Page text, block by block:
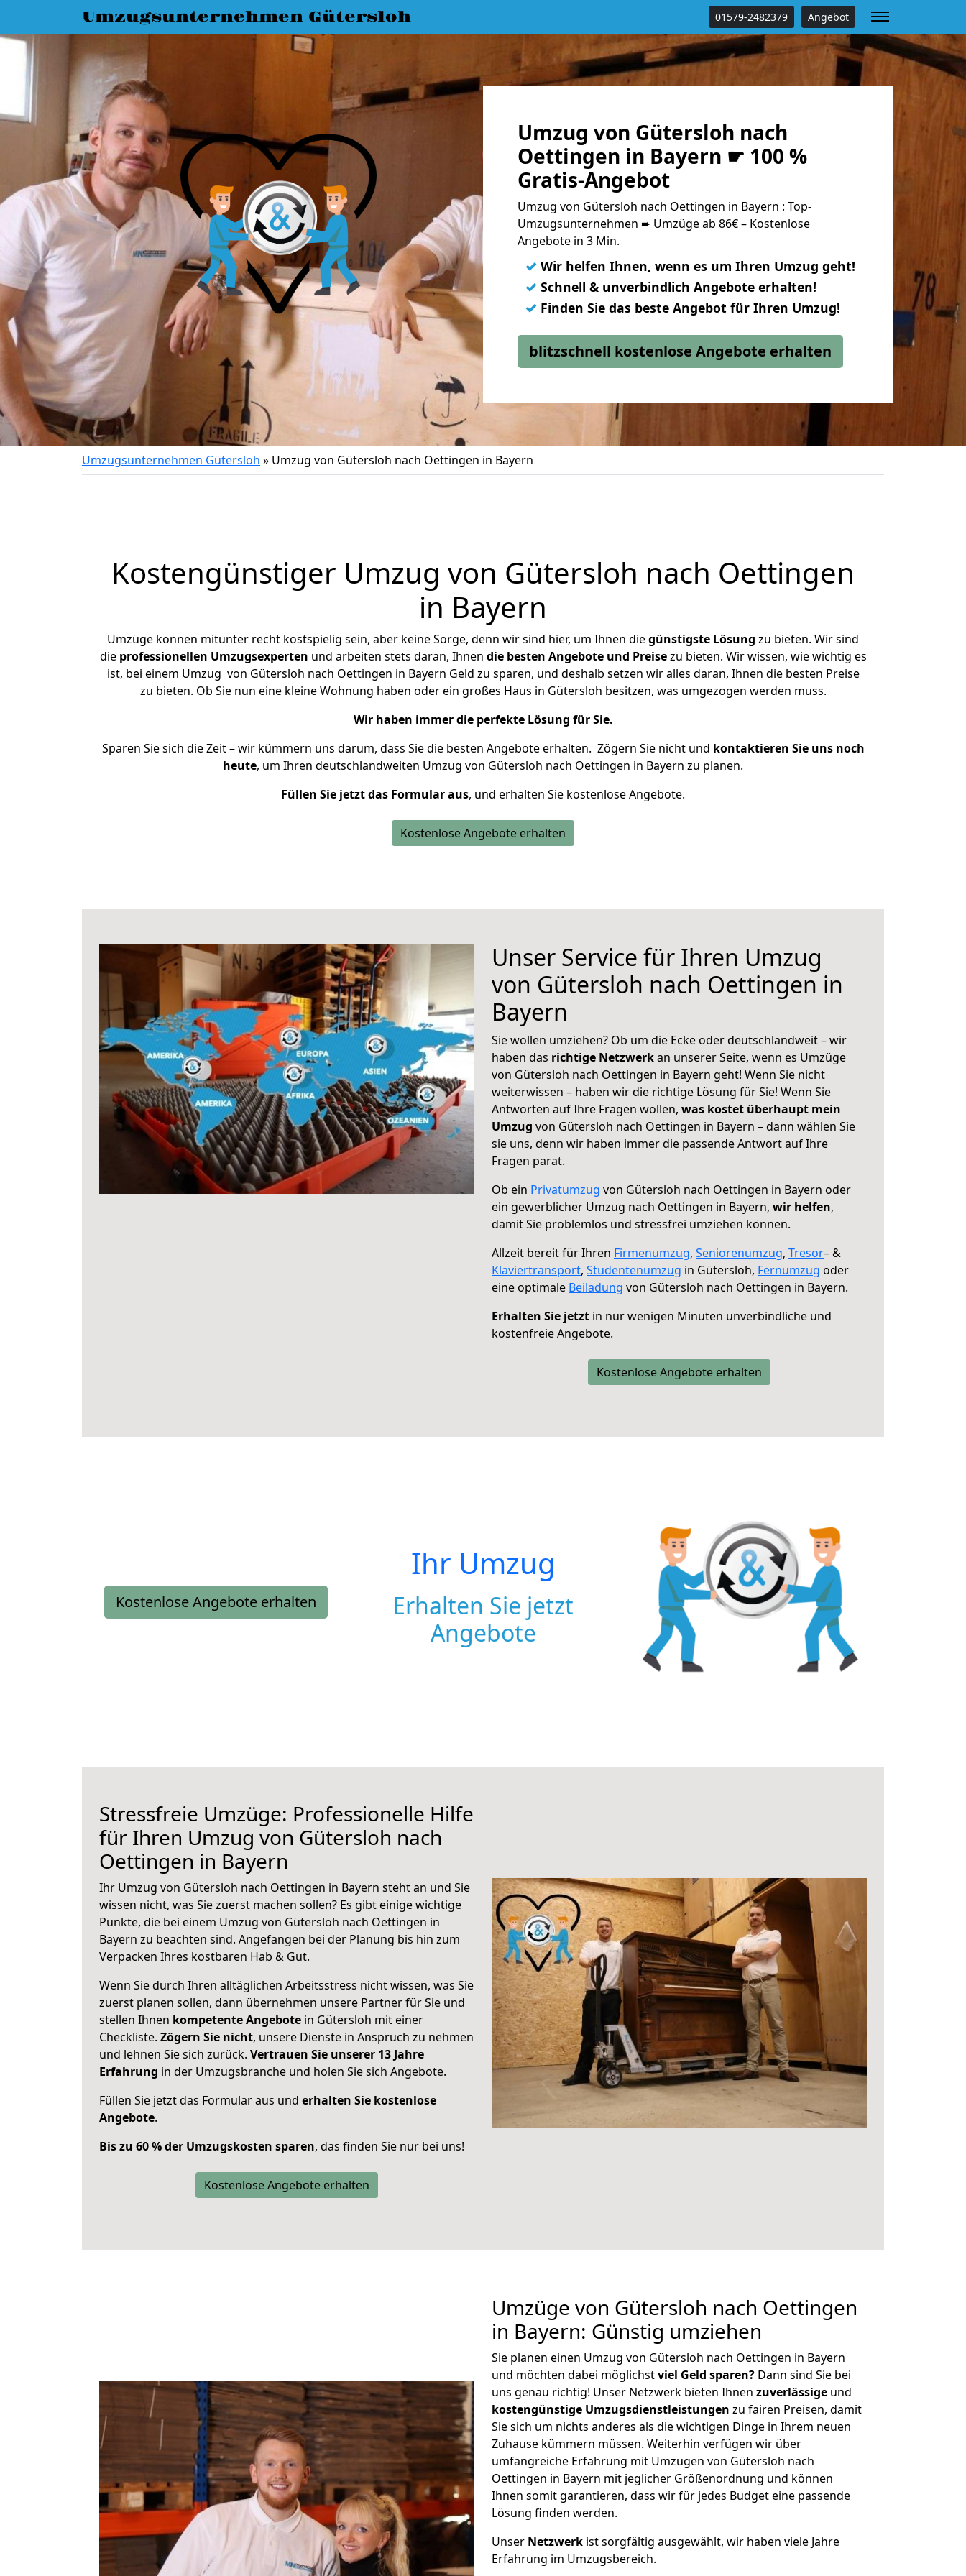
Umzugsunternehmen Gütersloh 01579-2482379 Angebot
Umzug von Gütersloh nach
Oettingen in Bayern ☛ 100 %
Gratis-Angebot
Umzug von Gütersloh nach Oettingen in Bayern : Top-
Umzugsunternehmen ➨ Umzüge ab 86€ – Kostenlose
Angebote in 3 Min.
✓ Wir helfen Ihnen, wenn es um Ihren Umzug geht!
✓ Schnell & unverbindlich Angebote erhalten!
✓ Finden Sie das beste Angebot für Ihren Umzug!
blitzschnell kostenlose Angebote erhalten
Umzugsunternehmen Gütersloh » Umzug von Gütersloh nach Oettingen in Bayern
Kostengünstiger Umzug von Gütersloh nach Oettingen
in Bayern
Umzüge können mitunter recht kostspielig sein, aber keine Sorge, denn wir sind hier, um Ihnen diegünstigste Lösung zu bieten. Wir sind
die professionellen Umzugsexperten und arbeiten stets daran, Ihnen die besten Angebote und Preisezu bieten. Wir wissen, wie wichtig es
ist, bei einem Umzug von Gütersloh nach Oettingen in Bayern Geld zu sparen, und deshalb setzen wir alles daran, Ihnen die besten Preise
zu bieten. Ob Sie nun eine kleine Wohnung haben oder ein großes Haus in Gütersloh besitzen, was umgezogen werden muss.
Wir haben immer die perfekte Lösung für Sie.
Sparen Sie sich die Zeit – wir kümmern uns darum, dass Sie die besten Angebote erhalten. Zögern Sie nicht und kontaktieren Sie uns noch
heute, um Ihren deutschlandweiten Umzug von Gütersloh nach Oettingen in Bayern zu planen.
Füllen Sie jetzt das Formular aus, und erhalten Sie kostenlose Angebote.
Kostenlose Angebote erhalten
Unser Service für Ihren Umzug
von Gütersloh nach Oettingen in
Bayern
Sie wollen umziehen? Ob um die Ecke oder deutschlandweit – wir
haben das richtige Netzwerkan unserer Seite, wenn es Umzüge
von Gütersloh nach Oettingen in Bayern geht! Wenn Sie nicht
weiterwissen – haben wir die richtige Lösung für Sie! Wenn Sie
Antworten auf Ihre Fragen wollen, was kostet überhaupt mein
Umzug von Gütersloh nach Oettingen in Bayern – dann wählen Sie
sie uns, denn wir haben immer die passende Antwort auf Ihre
Fragen parat.
Ob ein Privatumzug von Gütersloh nach Oettingen in Bayern oder
ein gewerblicher Umzug nach Oettingen in Bayern, wir helfen,
damit Sie problemlos und stressfrei umziehen können.
Allzeit bereit für Ihren Firmenumzug, Seniorenumzug, Tresor– &
Klaviertransport, Studentenumzug in Gütersloh, Fernumzug oder
eine optimale Beiladung von Gütersloh nach Oettingen in Bayern.
Erhalten Sie jetzt in nur wenigen Minuten unverbindliche und
kostenfreie Angebote.
Kostenlose Angebote erhalten
Kostenlose Angebote erhalten
Ihr Umzug
Erhalten Sie jetzt
Angebote
Stressfreie Umzüge: Professionelle Hilfe
für Ihren Umzug von Gütersloh nach
Oettingen in Bayern
Ihr Umzug von Gütersloh nach Oettingen in Bayern steht an und Sie
wissen nicht, was Sie zuerst machen sollen? Es gibt einige wichtige
Punkte, die bei einem Umzug von Gütersloh nach Oettingen in
Bayern zu beachten sind. Angefangen bei der Planung bis hin zum
Verpacken Ihres kostbaren Hab & Gut.
Wenn Sie durch Ihren alltäglichen Arbeitsstress nicht wissen, was Sie
zuerst planen sollen, dann übernehmen unsere Partner für Sie und
stellen Ihnen kompetente Angebote in Gütersloh mit einer
Checkliste. Zögern Sie nicht, unsere Dienste in Anspruch zu nehmen
und lehnen Sie sich zurück. Vertrauen Sie unserer 13 Jahre
Erfahrung in der Umzugsbranche und holen Sie sich Angebote.
Füllen Sie jetzt das Formular aus und erhalten Sie kostenlose
Angebote.
Bis zu 60 % der Umzugskosten sparen, das finden Sie nur bei uns!
Kostenlose Angebote erhalten
Umzüge von Gütersloh nach Oettingen
in Bayern: Günstig umziehen
Sie planen einen Umzug von Gütersloh nach Oettingen in Bayern
und möchten dabei möglichstviel Geld sparen? Dann sind Sie bei
uns genau richtig! Unser Netzwerk bieten Ihnen zuverlässige und
kostengünstige Umzugsdienstleistungen zu fairen Preisen, damit
Sie sich um nichts anderes als die wichtigen Dinge in Ihrem neuen
Zuhause kümmern müssen. Weiterhin verfügen wir über
umfangreiche Erfahrung mit Umzügen von Gütersloh nach
Oettingen in Bayern mit jeglicher Größenordnung und können
Ihnen somit garantieren, dass wir für jedes Budget eine passende
Lösung finden werden.
Unser Netzwerk ist sorgfältig ausgewählt, wir haben viele Jahre
Erfahrung im Umzugsbereich.